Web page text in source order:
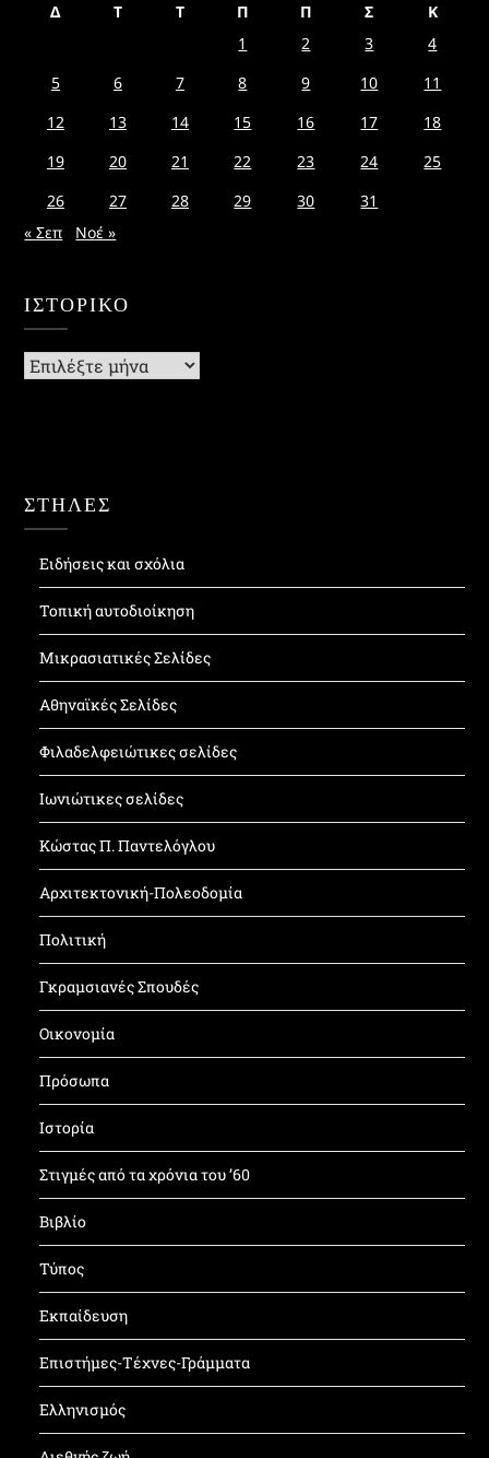
Δ Τ Τ Π Π Σ
Κ
1
2 3
4
5
6 7 8 9 10
11
12
13 14 15 16 17
18
19
20 21 22 23 24
25
26
27 28 29 30
31
« Σεπ
Νοέ »
ΙΣΤΟΡΙΚΌ
Ιστορικό
ΣΤΗΛΕΣ
Ειδήσεις και σχόλια
Τοπική αυτοδιοίκηση
Μικρασιατικές Σελίδες
Αθηναϊκές Σελίδες
Φιλαδελφειώτικες σελίδες
Ιωνιώτικες σελίδες
Κώστας Π. Παντελόγλου
Αρχιτεκτονική-Πολεοδομία
Πολιτική
Γκραμσιανές Σπουδές
Οικονομία
Πρόσωπα
Ιστορία
Στιγμές από τα χρόνια του ’60
Βιβλίο
Τύπος
Εκπαίδευση
Επιστήμες-Τέχνες-Γράμματα
Ελληνισμός